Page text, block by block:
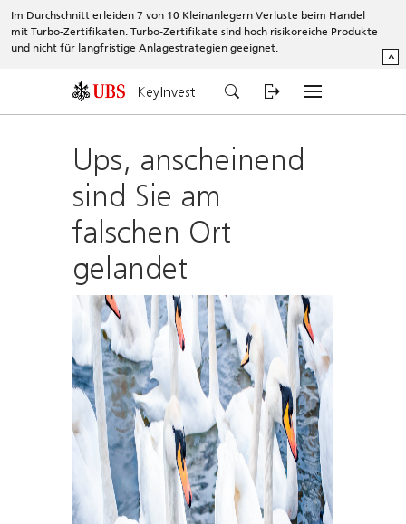
Im Durchschnitt erleiden 7 von 10 Kleinanlegern Verluste beim Handel
mit Turbo-Zertifikaten. Turbo-Zertifikate sind hoch risikoreiche Produkte
und nicht für langfristige Anlagestrategien geeignet.
^
KeyInvest
Ups, anscheinend
sind Sie am
falschen Ort
gelandet